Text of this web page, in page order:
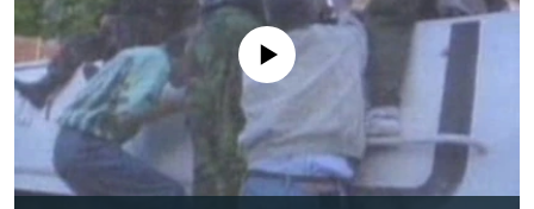
ISPRIČAJ MI
DNEVNO@RSE
SPECIJALI RSE
VIŠE OD NASLOVA
GENOCID U SREBRENICI
PRATITE NAS
No media source currently available